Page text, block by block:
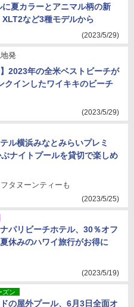
夏カラーとアニマル柄の新
など3種モデルから
(2023/5/29)
発
】2023年の全米ベストビーチが
クインしたワイキキのビーチ
(2023/5/29)
ル横浜みなとみらいプレミ
ナイトプールを貸切で楽しめ
タヌーンティーも
(2023/5/25)
パリビーチホテル、30％オフ
休みのハワイ旅行がお得に
(2023/5/19)
ズン
の屋外プール、6月3日全面オ